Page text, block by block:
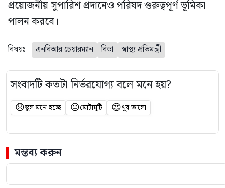
প্রয়োজনীয় সুপারিশ প্রদানেও পরিষদ গুরুত্বপূর্ণ ভূমিকা
পালন করবে।
বিষয়ঃ এনবিআর চেয়ারম্যান বিডা স্বাস্থ্য প্রতিমন্ত্রী
সংবাদটি কতটা নির্ভরযোগ্য বলে মনে হয়?
😞ভুল মনে হচ্ছে 😐মোটামুটি 😍খুব ভালো
মন্তব্য করুন